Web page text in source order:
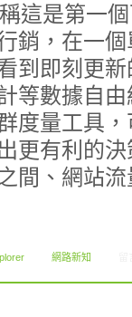
這是第一
銷，在一
到即刻更新
等數據自由
度量工具，
更有利的
間、網站流
網路新知